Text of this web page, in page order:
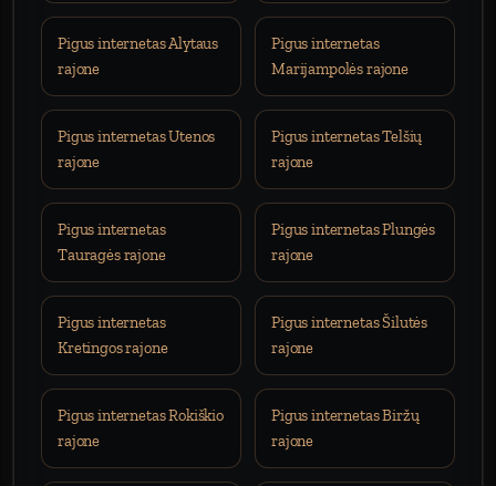
Pigus internetas Alytaus
rajone
Pigus internetas
Marijampolės rajone
Pigus internetas Utenos
rajone
Pigus internetas Telšių
rajone
Pigus internetas
Tauragės rajone
Pigus internetas Plungės
rajone
Pigus internetas
Kretingos rajone
Pigus internetas Šilutės
rajone
Pigus internetas Rokiškio
rajone
Pigus internetas Biržų
rajone